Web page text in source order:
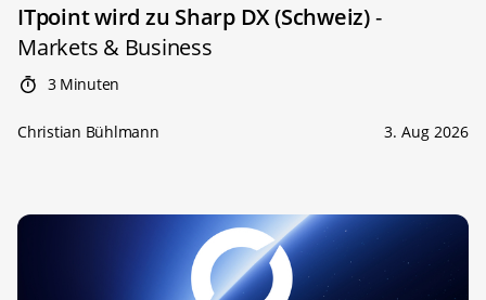
ITpoint wird zu Sharp DX (Schweiz)-
Markets & Business
3 Minuten
Christian Bühlmann 3. Aug 2026